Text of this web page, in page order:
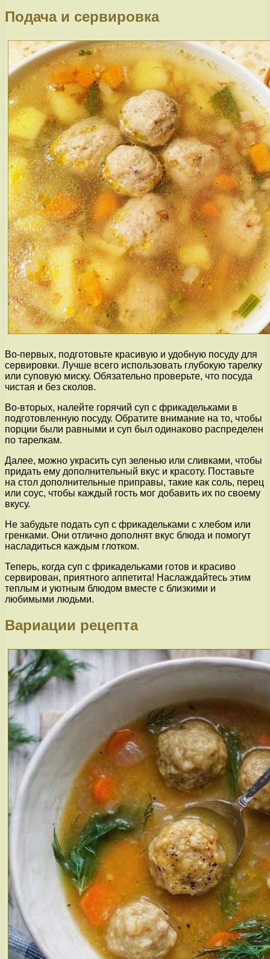
Подача и сервировка
Во-первых, подготовьте красивую и удобную посуду для
сервировки. Лучше всего использовать глубокую тарелку
или суповую миску. Обязательно проверьте, что посуда
чистая и без сколов.
Во-вторых, налейте горячий суп с фрикадельками в
подготовленную посуду. Обратите внимание на то, чтобы
порции были равными и суп был одинаково распределен
по тарелкам.
Далее, можно украсить суп зеленью или сливками, чтобы
придать ему дополнительный вкус и красоту. Поставьте
на стол дополнительные приправы, такие как соль, перец
или соус, чтобы каждый гость мог добавить их по своему
вкусу.
Не забудьте подать суп с фрикадельками с хлебом или
гренками. Они отлично дополнят вкус блюда и помогут
насладиться каждым глотком.
Теперь, когда суп с фрикадельками готов и красиво
сервирован, приятного аппетита! Наслаждайтесь этим
теплым и уютным блюдом вместе с близкими и
любимыми людьми.
Вариации рецепта